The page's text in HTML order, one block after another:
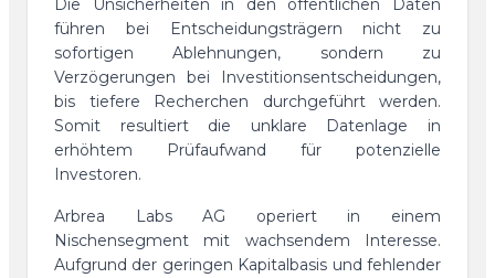
Die Unsicherheiten in den öffentlichen Daten
führen bei Entscheidungsträgern nicht zu
sofortigen Ablehnungen, sondern zu
Verzögerungen bei Investitionsentscheidungen,
bis tiefere Recherchen durchgeführt werden.
Somit resultiert die unklare Datenlage in
erhöhtem Prüfaufwand für potenzielle
Investoren.
Arbrea Labs AG operiert in einem
Nischensegment mit wachsendem Interesse.
Aufgrund der geringen Kapitalbasis und fehlender